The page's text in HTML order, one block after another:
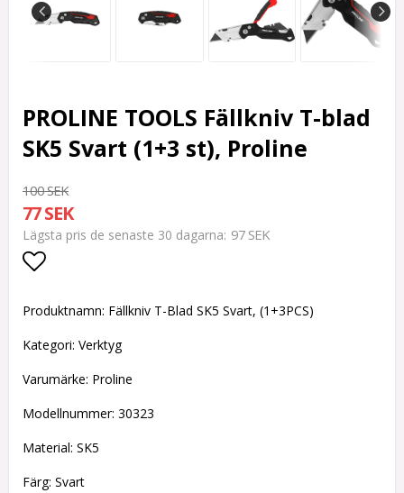
PROLINE TOOLS Fällkniv T-blad
SK5 Svart (1+3 st), Proline
100 SEK
77 SEK
Lägsta pris de senaste 30 dagarna 97 SEK
Lägg till i favoritlistan
Produktnamn: Fällkniv T-Blad SK5 Svart, (1+3PCS)
Kategori: Verktyg
Varumärke: Proline
Modellnummer: 30323
Material: SK5
Färg: Svart